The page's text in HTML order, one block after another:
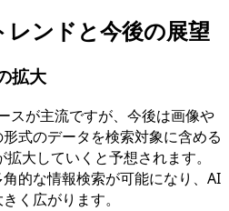
レンドと今後の展望
拡大
スが主流ですが、今後は画像や
式のデータを検索対象に含める
拡大していくと予想されます。
的な情報検索が可能になり、AI
く広がります。